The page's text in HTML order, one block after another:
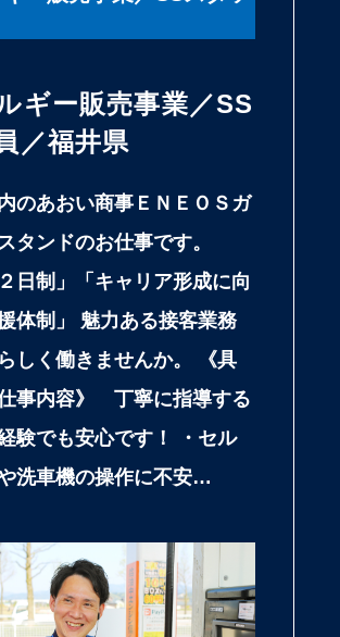
ギー販売事業／SS
／福井県
のあおい商事ＥＮＥＯＳガ
タンドのお仕事です。
２日制」「キャリア形成に向
体制」 魅力ある接客業務
しく働きませんか。 《具
事内容》 丁寧に指導する
験でも安心です！ ・セル
洗車機の操作に不安…